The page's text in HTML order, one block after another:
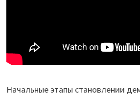
Начальные этапы становлении